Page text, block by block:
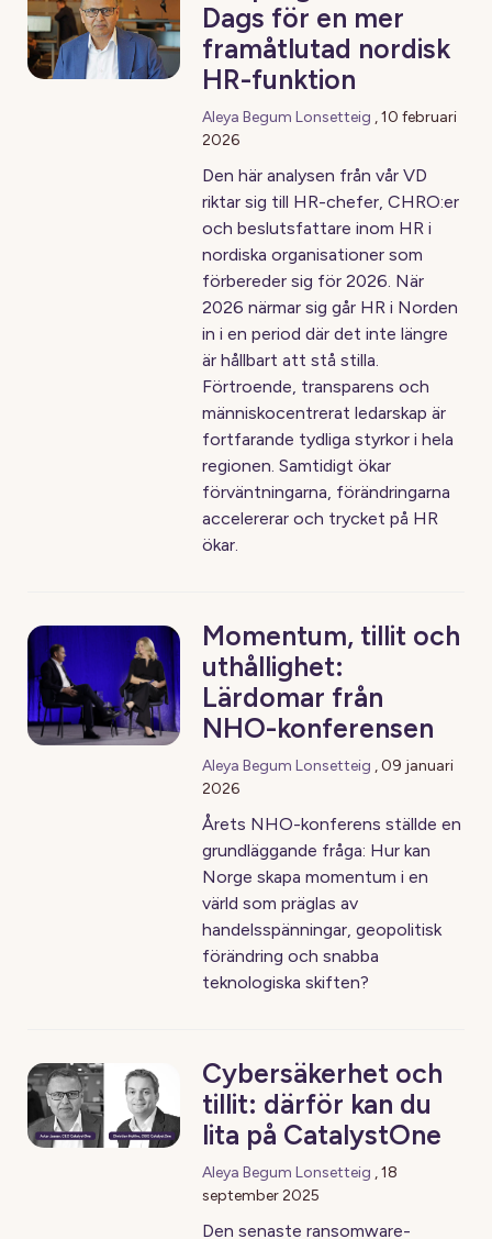
Dags för en mer
framåtlutad nordisk
HR-funktion
Aleya Begum Lonsetteig ,10 februari
2026
Den här analysen från vår VD
riktar sig till HR-chefer, CHRO:er
och beslutsfattare inom HR i
nordiska organisationer som
förbereder sig för 2026. När
2026 närmar sig går HR i Norden
in i en period där det inte längre
är hållbart att stå stilla.
Förtroende, transparens och
människocentrerat ledarskap är
fortfarande tydliga styrkor i hela
regionen. Samtidigt ökar
förväntningarna, förändringarna
accelererar och trycket på HR
ökar.
Momentum, tillit och
uthållighet:
Lärdomar från
NHO-konferensen
Aleya Begum Lonsetteig ,09 januari
2026
Årets NHO-konferens ställde en
grundläggande fråga: Hur kan
Norge skapa momentum i en
värld som präglas av
handelsspänningar, geopolitisk
förändring och snabba
teknologiska skiften?
Cybersäkerhet och
tillit: därför kan du
lita på CatalystOne
Aleya Begum Lonsetteig ,18
september 2025
Den senaste ransomware-